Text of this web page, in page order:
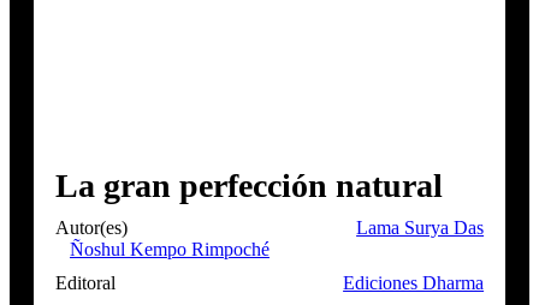
La gran perfección natural
Autor(es)
Lama Surya Das
Ñoshul Kempo Rimpoché
Editoral
Ediciones Dharma